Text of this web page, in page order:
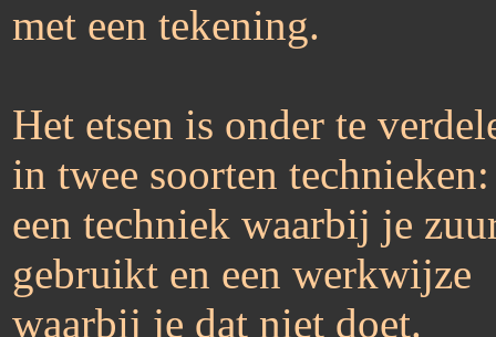
met een tekening.
Het etsen is onder te
in twee soorten technieken:
een techniek waarbij je
gebruikt en een werkwijze
waarbij je dat niet doet.